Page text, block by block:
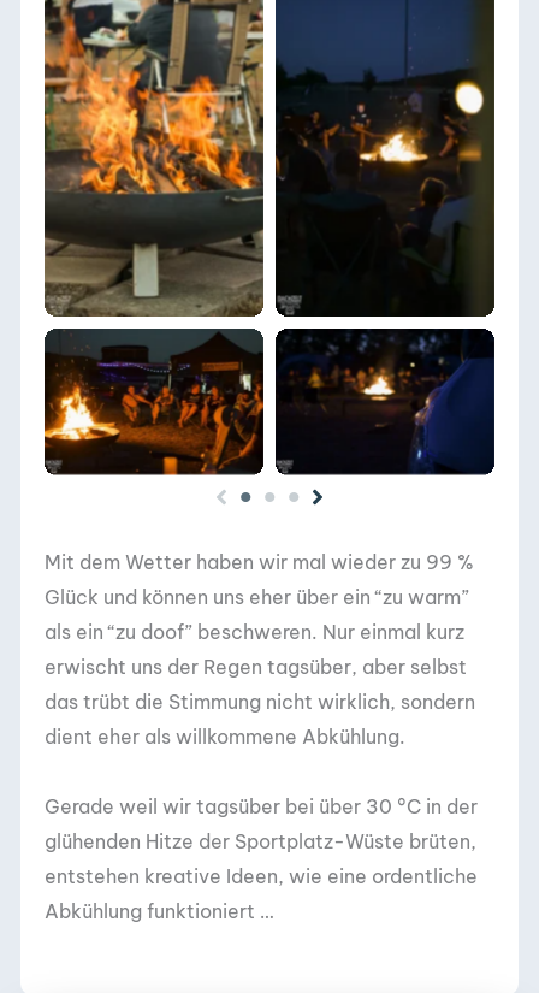
DACHZELT POPUP
Thulba 2022
DACHZELT POPUP
Thulba 2022
DACHZELT POPUP
Thulba 2022
DACHZELT POPUP
Thulba 2022
Mit dem Wetter haben wir mal wieder zu 99 %
Glück und können uns eher über ein “zu warm”
als ein “zu doof” beschweren. Nur einmal kurz
erwischt uns der Regen tagsüber, aber selbst
das trübt die Stimmung nicht wirklich, sondern
dient eher als willkommene Abkühlung.
Gerade weil wir tagsüber bei über 30 °C in der
glühenden Hitze der Sportplatz-Wüste brüten,
entstehen kreative Ideen, wie eine ordentliche
Abkühlung funktioniert …